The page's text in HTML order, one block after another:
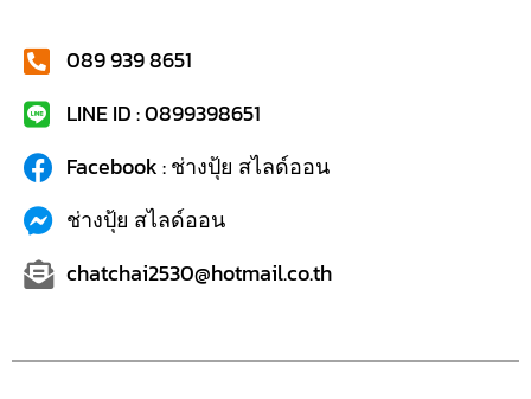
089 939 8651
LINE ID : 0899398651
Facebook : ช่างปุ้ย สไลด์ออน
ช่างปุ้ย สไลด์ออน
chatchai2530@hotmail.co.th